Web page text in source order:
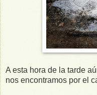
A esta hora de la tarde
nos encontramos por el